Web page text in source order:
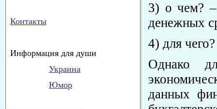
Контакты
Информация для души
Украина
Юмор
3) о чем? –
денежных
4) для
Однако
данных